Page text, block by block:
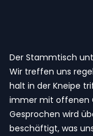
Der Stammtisch
Wir treffen uns
halt in der Kneipe
immer mit offenen
Gesprochen wird
beschäftigt, was